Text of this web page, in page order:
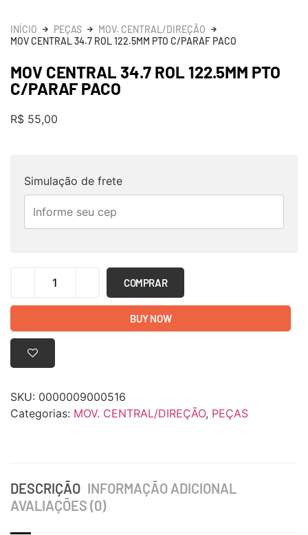
INÍCIO PEÇAS
MOV. CENTRAL/DIREÇÃO
MOV CENTRAL 34.7 ROL 122.5MM PTO C/PARAF PACO
MOV CENTRAL 34.7 ROL 122.5MM PTO
C/PARAF PACO
R$ 55,00
Simulação de frete
COMPRAR
BUY NOW
SKU: 0000009000516
Categorias: MOV. CENTRAL/DIREÇÃO, PEÇAS
DESCRIÇÃO INFORMAÇÃO ADICIONAL
AVALIAÇÕES (0)